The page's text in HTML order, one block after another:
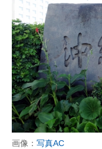
画像： 写真AC